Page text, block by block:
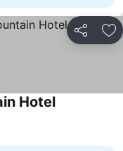
Teilen
sehen
HotelPreise sehen